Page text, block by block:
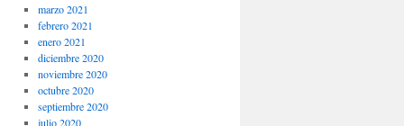
marzo 2021
febrero 2021
enero 2021
diciembre 2020
noviembre 2020
octubre 2020
septiembre 2020
julio 2020